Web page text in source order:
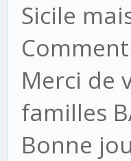
Sicile
Merci de
familles
Bonne